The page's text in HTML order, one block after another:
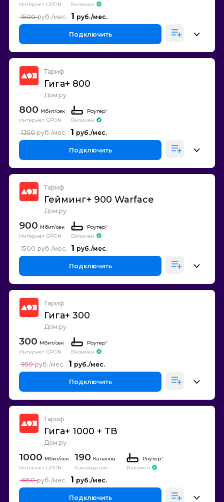
Интернет GPON
Включен
1
1500
Подключить
Тариф
Гига+ 800
Дом.ру
800
Интернет GPON
Роутер*
Включен
1
1350
Подключить
Тариф
Гейминг+ 900 Warface
Дом.ру
900
Интернет GPON
Роутер*
Включен
1
1500
Подключить
Тариф
Гига+ 300
Дом.ру
300
Интернет GPON
Роутер*
Включен
1
950
Подключить
Тариф
Гига+ 1000 + ТВ
Дом.ру
1000
Интернет GPON
190 Каналов
Телевидение
Роутер*
Включен
1
1850
Подключить